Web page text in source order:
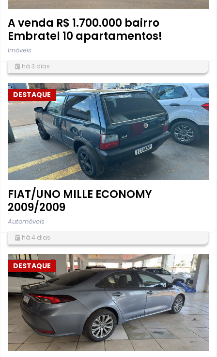
A venda R$ 1.700.000 bairro
Embratel 10 apartamentos!
Imóveis
há 3 dias
DESTAQUE
FIAT/UNO MILLE ECONOMY
2009/2009
Automóveis
há 4 dias
DESTAQUE